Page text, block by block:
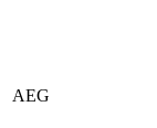
AEG